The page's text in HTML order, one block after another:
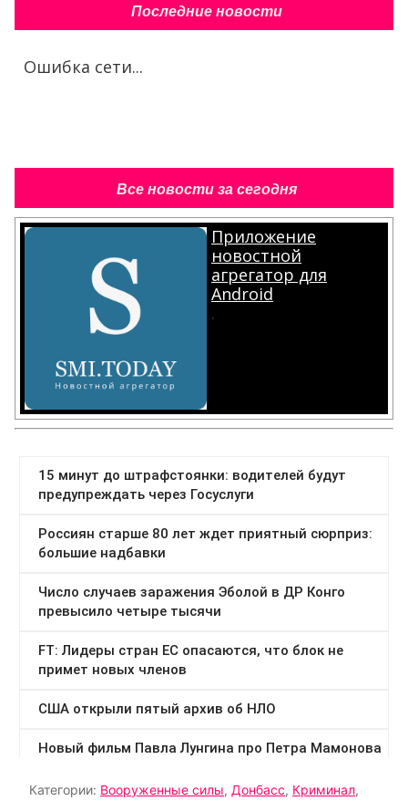
Последние новости
Ошибка сети...
Все новости за сегодня
Приложение
новостной
агрегатор для
Android
.
Категории: Вооруженные силы, Донбасс, Криминал,